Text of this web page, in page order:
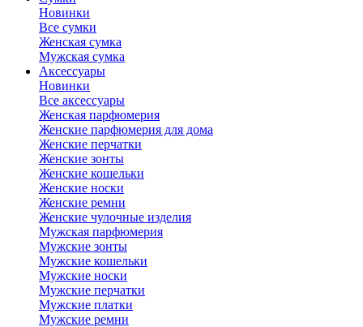
Новинки
Все сумки
Женская сумка
Мужская сумка
Аксессуары
Новинки
Все аксессуары
Женская парфюмерия
Женские парфюмерия для дома
Женские перчатки
Женские зонты
Женские кошельки
Женские носки
Женские ремни
Женские чулочные изделия
Мужская парфюмерия
Мужские зонты
Мужские кошельки
Мужские носки
Мужские перчатки
Мужские платки
Мужские ремни